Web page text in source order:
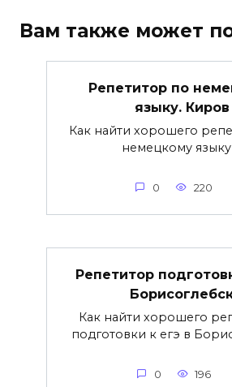
Вам также может
Репетитор по
языку. Киров
Как найти хорошего
немецкому
0 220
Репетитор
Как найти хорошего
подготовки к егэ в
0 196